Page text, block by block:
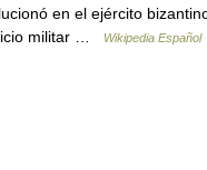
en el ejército
militar …
Wikipedia Español